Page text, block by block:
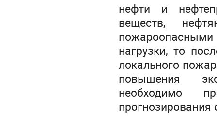
нефти и
веществ,
нагрузки, то
локального
повышения
необходимо
прогнозирования